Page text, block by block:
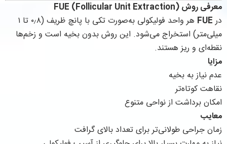
معرفی روش FUE (Follicular Unit Extraction)
درFUE
هر واحد فولیکولی به‌صورت تکی با پانچ ظریف (۰٫۸ تا ۱
میلی‌متر) استخراج می‌شود. این روش بدون بخیه است و زخم‌ها
نقطه‌ای و ریز هستند.
مزایا
عدم نیاز به بخیه
نقاهت کوتاه‌تر
امکان برداشت از نواحی متنوع
معایب
زمان جراحی طولانی‌تر برای تعداد بالای گرافت